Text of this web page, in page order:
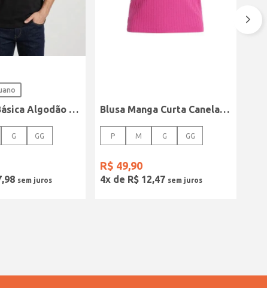
Camiseta Básica Algodão Peruano Elétron Masculina PRETO
G GG
,98
Blusa Manga Curta Canelada Autentique Feminina Rosa
P M G GG
R$ 49,90
4x de R$ 12,47